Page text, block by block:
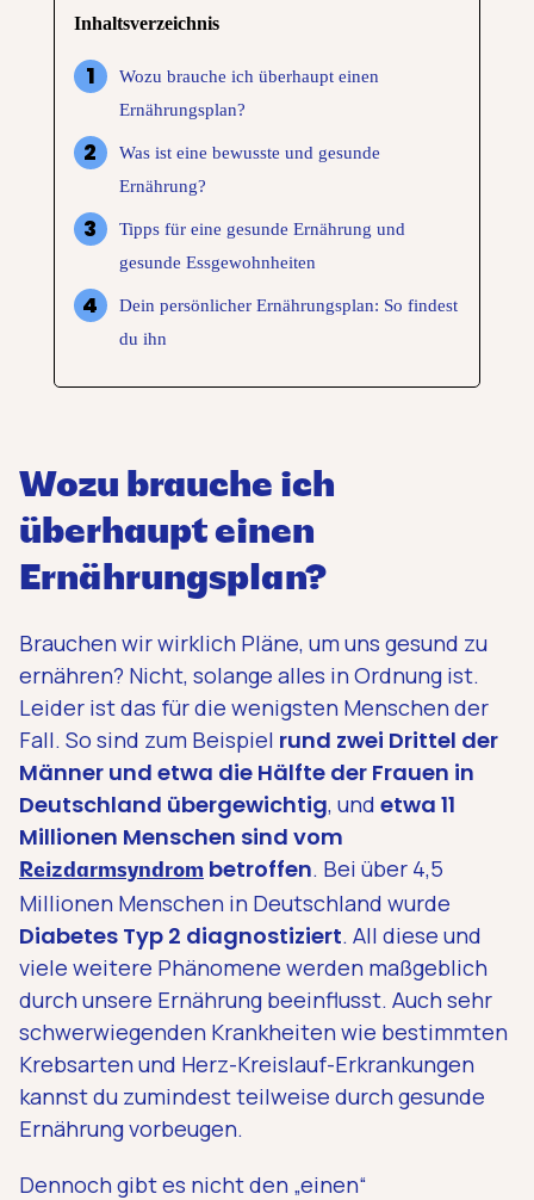
Inhaltsverzeichnis
Wozu brauche ich überhaupt einen
Ernährungsplan?
Was ist eine bewusste und gesunde
Ernährung?
Tipps für eine gesunde Ernährung und
gesunde Essgewohnheiten
Dein persönlicher Ernährungsplan: So findest
du ihn
Wozu brauche ich
überhaupt einen
Ernährungsplan?
Brauchen wir wirklich Pläne, um uns gesund zu
ernähren? Nicht, solange alles in Ordnung ist.
Leider ist das für die wenigsten Menschen der
Fall. So sind zum Beispiel rund zwei Drittel der
Männer und etwa die Hälfte der Frauen in
Deutschland übergewichtig, und etwa 11
Millionen Menschen sind vom
Reizdarmsyndrom betroffen. Bei über 4,5
Millionen Menschen in Deutschland wurde
Diabetes Typ 2 diagnostiziert. All diese und
viele weitere Phänomene werden maßgeblich
durch unsere Ernährung beeinflusst. Auch sehr
schwerwiegenden Krankheiten wie bestimmten
Krebsarten und Herz-Kreislauf-Erkrankungen
kannst du zumindest teilweise durch gesunde
Ernährung vorbeugen.
Dennoch gibt es nicht den „einen“